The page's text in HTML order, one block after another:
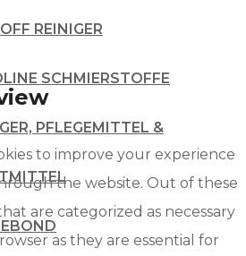
REINIGER
SCHMIERSTOFFE
PFLEGEMITTEL &
to improve your experience
the website. Out of these
are categorized as necessary
as they are essential for